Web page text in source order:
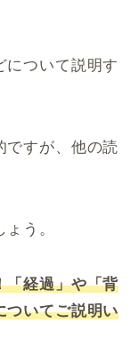
について説明す
ですが、他の読
う。
「経過」や「背
ついてご説明い